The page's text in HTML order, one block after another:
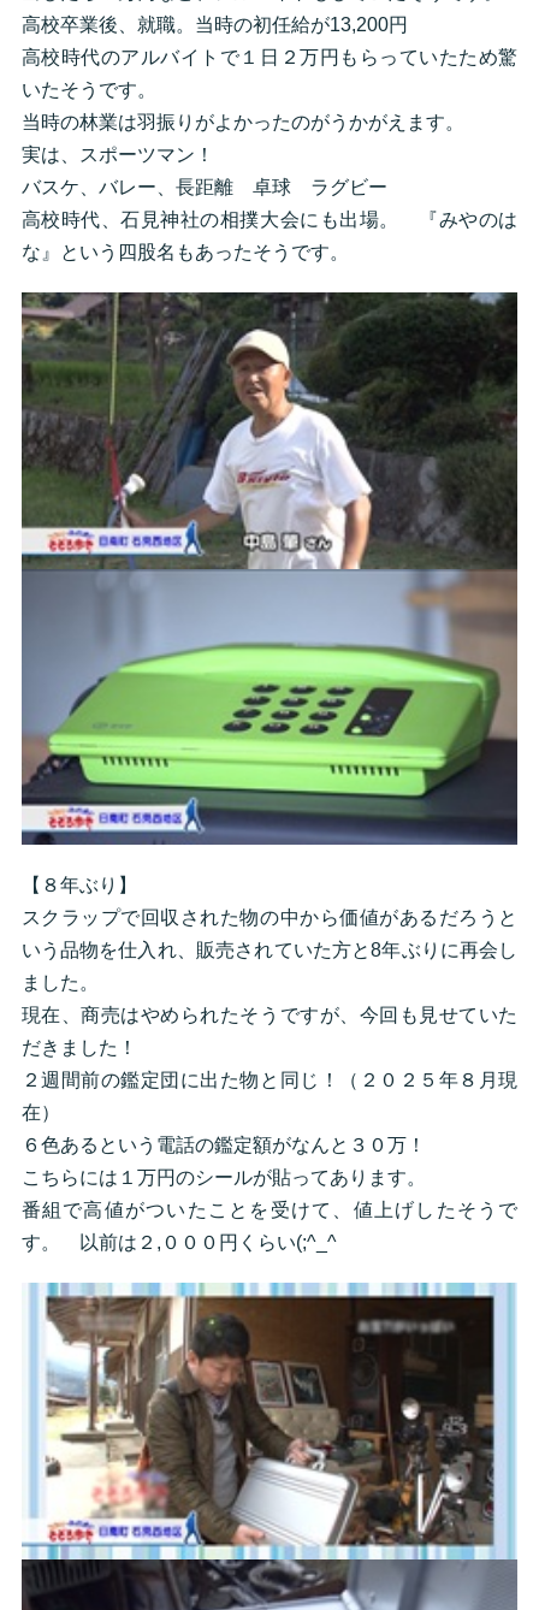
高校卒業後、就職。当時の初任給が13,200円
高校時代のアルバイトで１日２万円もらっていたため驚
いたそうです。
当時の林業は羽振りがよかったのがうかがえます。
実は、スポーツマン！
バスケ、バレー、長距離 卓球 ラグビー
高校時代、石見神社の相撲大会にも出場。 『みやのは
な』という四股名もあったそうです。
【８年ぶり】
スクラップで回収された物の中から価値があるだろうと
いう品物を仕入れ、販売されていた方と8年ぶりに再会し
ました。
現在、商売はやめられたそうですが、今回も見せていた
だきました！
２週間前の鑑定団に出た物と同じ！（２０２５年８月現
在）
６色あるという電話の鑑定額がなんと３０万！
こちらには１万円のシールが貼ってあります。
番組で高値がついたことを受けて、値上げしたそうで
す。 以前は２,０００円くらい(;^_^